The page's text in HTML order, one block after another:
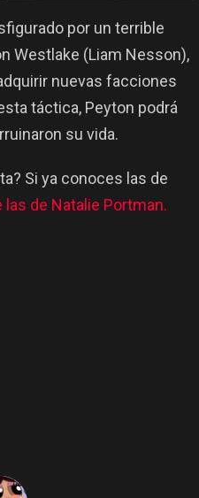
por un terrible
Westlake (Liam Nesson),
nuevas facciones
táctica, Peyton podrá
su vida.
Si ya conoces las de
las de Natalie Portman.